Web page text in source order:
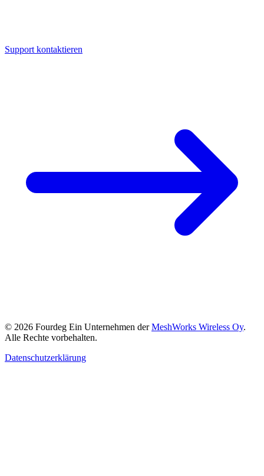
Support kontaktieren
© 2026 Fourdeg Ein Unternehmen derMeshWorks Wireless Oy.
Alle Rechte vorbehalten.
Datenschutzerklärung